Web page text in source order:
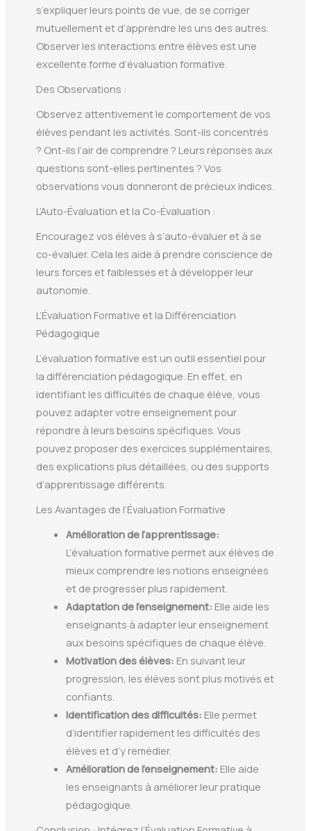
s’expliquer leurs points de vue, de se corriger
mutuellement et d’apprendre les uns des autres.
Observer les interactions entre élèves est une
excellente forme d’évaluation formative.
Des Observations :
Observez attentivement le comportement de vos
élèves pendant les activités. Sont-ils concentrés
? Ont-ils l’air de comprendre ? Leurs réponses aux
questions sont-elles pertinentes ? Vos
observations vous donneront de précieux indices.
L’Auto-Évaluation et la Co-Évaluation :
Encouragez vos élèves à s’auto-évaluer et à se
co-évaluer. Cela les aide à prendre conscience de
leurs forces et faiblesses et à développer leur
autonomie.
L’Évaluation Formative et la Différenciation
Pédagogique
L’évaluation formative est un outil essentiel pour
la différenciation pédagogique. En effet, en
identifiant les difficultés de chaque élève, vous
pouvez adapter votre enseignement pour
répondre à leurs besoins spécifiques. Vous
pouvez proposer des exercices supplémentaires,
des explications plus détaillées, ou des supports
d’apprentissage différents.
Les Avantages de l’Évaluation Formative
Amélioration de l’apprentissage:
L’évaluation formative permet aux élèves de
mieux comprendre les notions enseignées
et de progresser plus rapidement.
Adaptation de l’enseignement: Elle aide les
enseignants à adapter leur enseignement
aux besoins spécifiques de chaque élève.
Motivation des élèves: En suivant leur
progression, les élèves sont plus motivés et
confiants.
Identification des difficultés: Elle permet
d’identifier rapidement les difficultés des
élèves et d’y remédier.
Amélioration de l’enseignement: Elle aide
les enseignants à améliorer leur pratique
pédagogique.